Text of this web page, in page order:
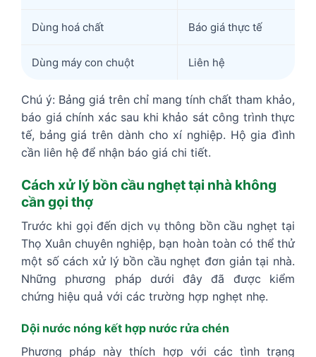
Dùng hoá chất Báo giá thực tế
Dùng máy con chuột Liên hệ
Chú ý: Bảng giá trên chỉ mang tính chất tham khảo,
báo giá chính xác sau khi khảo sát công trình thực
tế, bảng giá trên dành cho xí nghiệp. Hộ gia đình
cần liên hệ để nhận báo giá chi tiết.
Cách xử lý bồn cầu nghẹt tại nhà không
cần gọi thợ
Trước khi gọi đến dịch vụ thông bồn cầu nghẹt tại
Thọ Xuân chuyên nghiệp, bạn hoàn toàn có thể thử
một số cách xử lý bồn cầu nghẹt đơn giản tại nhà.
Những phương pháp dưới đây đã được kiểm
chứng hiệu quả với các trường hợp nghẹt nhẹ.
Dội nước nóng kết hợp nước rửa chén
Phương pháp này thích hợp với các tình trạng